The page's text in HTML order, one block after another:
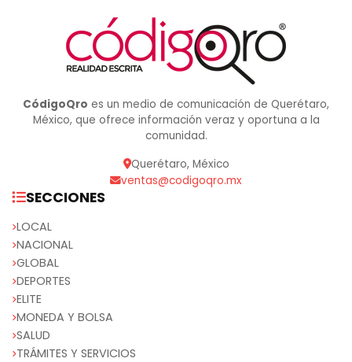
CódigoQro es un medio de comunicación de Querétaro,
México, que ofrece información veraz y oportuna a la
comunidad.
Querétaro, México
ventas@codigoqro.mx
SECCIONES
LOCAL
NACIONAL
GLOBAL
DEPORTES
ELITE
MONEDA Y BOLSA
SALUD
TRÁMITES Y SERVICIOS